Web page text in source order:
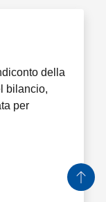
della
per
strettamente
del sito,
di elaborare
al seguente